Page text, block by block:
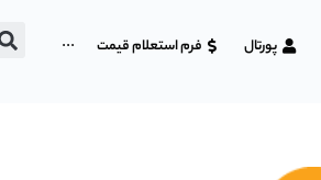
پورتال فرم استعلام قیمت ···